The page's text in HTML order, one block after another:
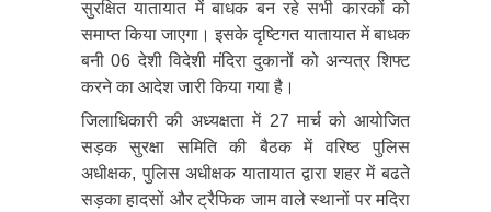
सुरक्षित यातायात में बाधक बन रहे सभी कारकों को
समाप्त किया जाएगा। इसके दृष्टिगत यातायात में बाधक
बनी 06 देशी विदेशी मंदिरा दुकानों को अन्यत्र शिफ्ट
करने का आदेश जारी किया गया है।
जिलाधिकारी की अध्यक्षता में 27 मार्च को आयोजित
सड़क सुरक्षा समिति की बैठक में वरिष्ठ पुलिस
अधीक्षक, पुलिस अधीक्षक यातायात द्वारा शहर में बढते
सड़का हादसों और ट्रैफिक जाम वाले स्थानों पर मदिरा